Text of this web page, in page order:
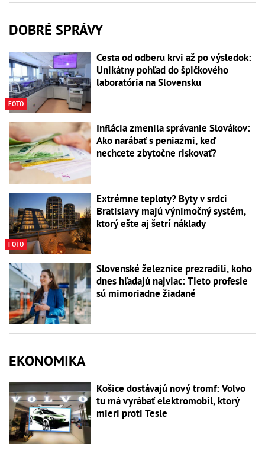
DOBRÉ SPRÁVY
FOTO
Cesta od odberu krvi až po výsledok:
Unikátny pohľad do špičkového
laboratória na Slovensku
Inflácia zmenila správanie Slovákov:
Ako narábať s peniazmi, keď
nechcete zbytočne riskovať?
FOTO
Extrémne teploty? Byty v srdci
Bratislavy majú výnimočný systém,
ktorý ešte aj šetrí náklady
Slovenské železnice prezradili, koho
dnes hľadajú najviac: Tieto profesie
sú mimoriadne žiadané
EKONOMIKA
Košice dostávajú nový tromf: Volvo
tu má vyrábať elektromobil, ktorý
mieri proti Tesle